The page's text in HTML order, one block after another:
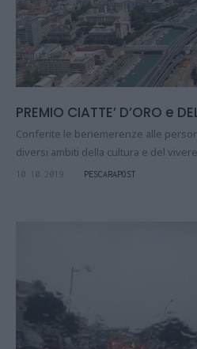
PREMIO CIATTE’ D’ORO e
Conferite le benemerenze alle
diversi ambiti della cultura e del
10.10.2019 PESCARAPOST